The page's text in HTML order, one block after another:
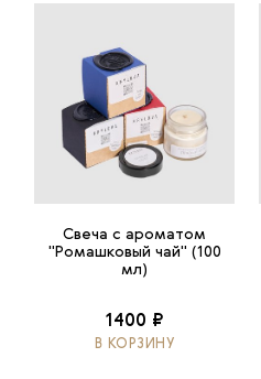
Свеча с ароматом
"Ромашковый чай" (100
мл)
1400 ₽
В КОРЗИНУ